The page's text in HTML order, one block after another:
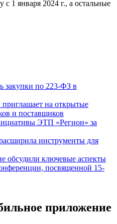
с 1 января 2024 г., а остальные
закупки по 223-ФЗ в
на открытые
и поставщиков
ЭТП «Регион» за
инструменты для
обсудили ключевые аспекты
посвященной 15-
приложение